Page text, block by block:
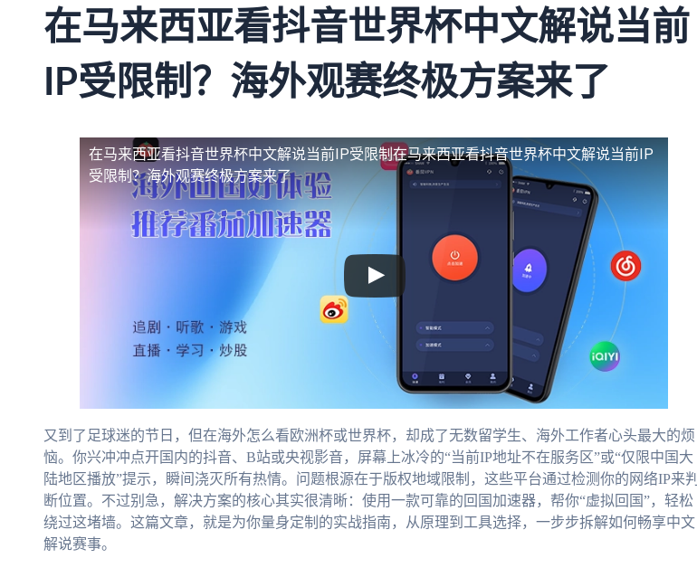
在马来西亚看抖音世界杯中文解说当前
IP受限制？海外观赛终极方案来了
在马来西亚看抖音世界杯中文解说当前IP受限制在马来西亚看抖音世界杯中文解说当前IP
受限制？海外观赛终极方案来了
又到了足球迷的节日，但在海外怎么看欧洲杯或世界杯，却成了无数留学生、海外工作者心头最大的烦
恼。你兴冲冲点开国内的抖音、B站或央视影音，屏幕上冰冷的“当前IP地址不在服务区”或“仅限中国大
陆地区播放”提示，瞬间浇灭所有热情。问题根源在于版权地域限制，这些平台通过检测你的网络IP来判
断位置。不过别急，解决方案的核心其实很清晰：使用一款可靠的回国加速器，帮你“虚拟回国”，轻松
绕过这堵墙。这篇文章，就是为你量身定制的实战指南，从原理到工具选择，一步步拆解如何畅享中文
解说赛事。